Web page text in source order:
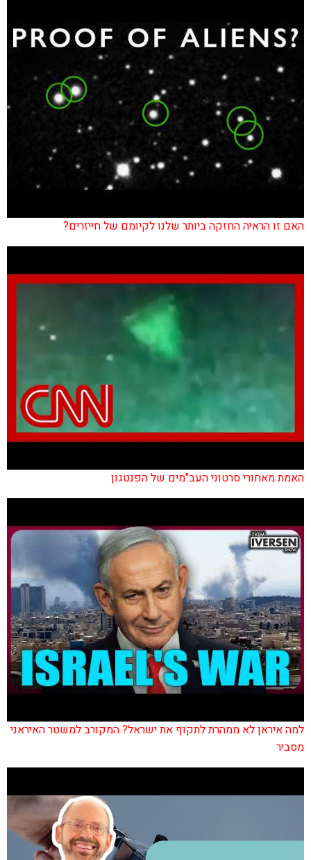
האם זו הראיה החזקה ביותר שלנו לקיומם של חייזרים?
האמת מאחורי סרטוני העב"מים של הפנטגון
למה איראן לא ממהרת לתקוף את ישראל? המקורב למשטר האיראני
מסביר